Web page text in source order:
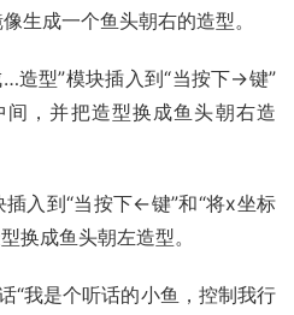
生成一个鱼头朝右的造型。
型”模块插入到“当按下→键”
间，并把造型换成鱼头朝右造
入到“当按下←键”和“将x坐标
换成鱼头朝左造型。
“我是个听话的小鱼，控制我行